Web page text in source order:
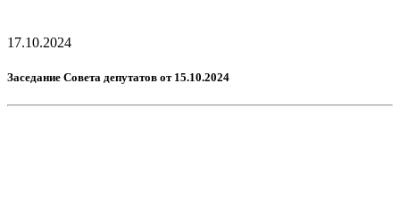
17.10.2024
Заседание Совета депутатов от 15.10.2024